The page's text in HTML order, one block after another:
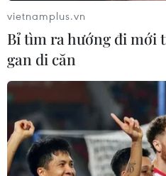
vietnamplus.vn
Bỉ tìm ra hướng đi mới
gan di căn